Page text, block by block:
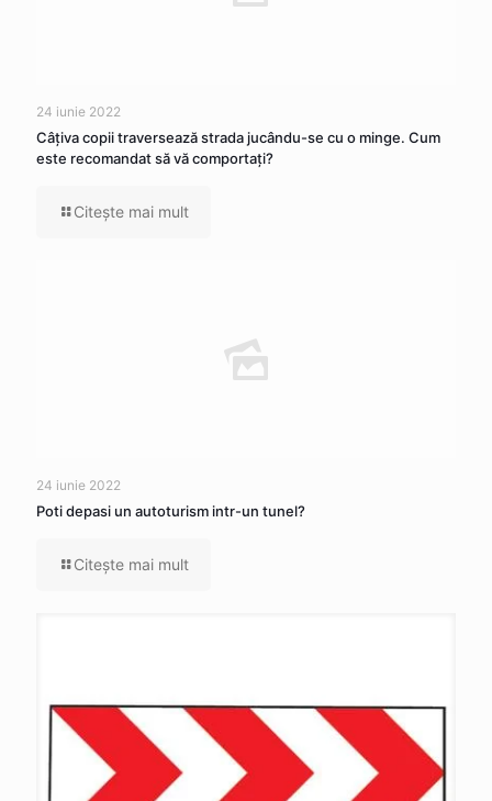
24 iunie 2022
Câţiva copii traversează strada jucându-se cu o minge. Cum
este recomandat să vă comportaţi?
Citeşte mai mult
24 iunie 2022
Poti depasi un autoturism intr-un tunel?
Citeşte mai mult